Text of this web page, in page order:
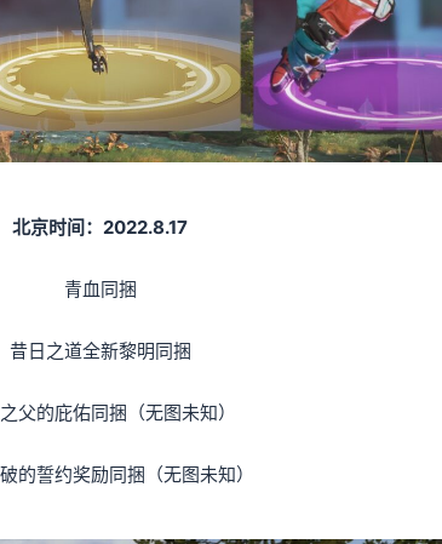
北京时间：2022.8.17
青血同捆
昔日之道全新黎明同捆
父的庇佑同捆（无图未知）
的誓约奖励同捆（无图未知）